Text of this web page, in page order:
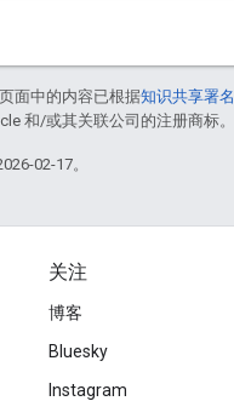
面中的内容已根据知识共享署
和/或其关联公司的注册商标。
02-17。
关注
博客
Bluesky
Instagram